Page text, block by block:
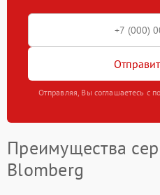
Отправляя, Вы соглашаетесь с
Преимущества
Blomberg